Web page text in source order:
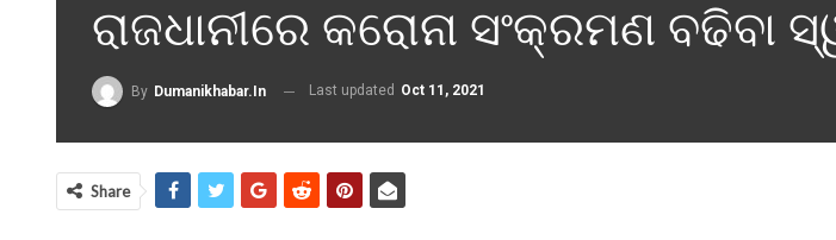
ରାଜଧାନୀରେ କରୋନା ସଂକ୍ରମଣ ବଢିବା
By Dumanikhabar.in Last updated Oct 11, 2021
Share